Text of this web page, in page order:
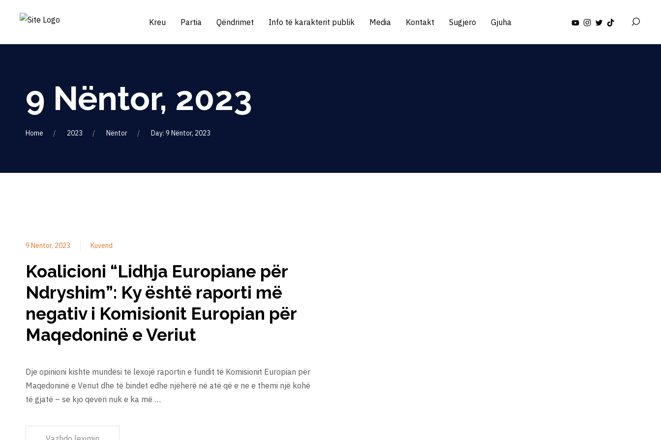
Kreu Partia Qëndrimet Info të karakterit publik Media Kontakt Sugjero Gjuha
9 Nëntor, 2023
Home 2023 Nëntor Day: 9 Nëntor, 2023
9 Nëntor, 2023 Kuvend
Koalicioni “Lidhja Europiane për
Ndryshim”: Ky është raporti më
negativ i Komisionit Europian për
Maqedoninë e Veriut
Dje opinioni kishte mundësi të lexojë raportin e fundit të Komisionit Europian për
Maqedoninë e Veriut dhe të bindet edhe njëherë në atë që e ne e themi një kohë
të gjatë – se kjo qeveri nuk e ka më …